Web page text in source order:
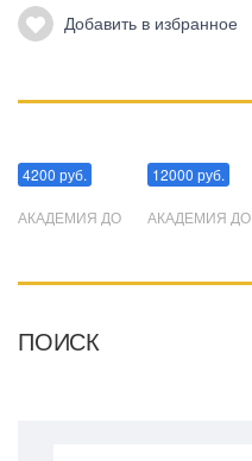
Добавить в избранное
4200 руб.
АКАДЕМИЯ ДО
12000 руб.
АКАДЕМИЯ ДО
ПОИСК